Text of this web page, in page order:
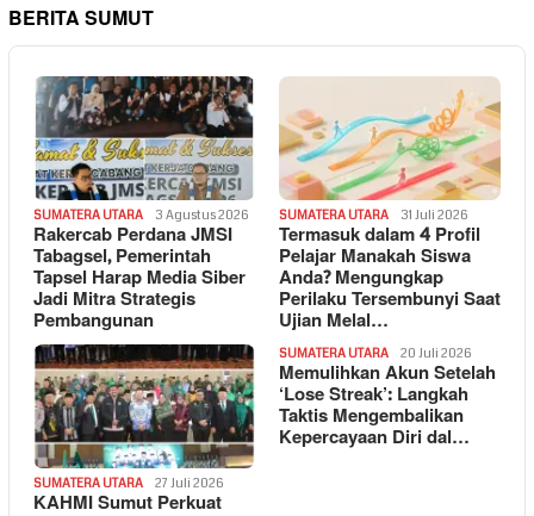
BERITA SUMUT
SUMATERA UTARA 3 Agustus 2026
Rakercab Perdana JMSI
Tabagsel, Pemerintah
Tapsel Harap Media Siber
Jadi Mitra Strategis
Pembangunan
SUMATERA UTARA 31 Juli 2026
Termasuk dalam 4 Profil
Pelajar Manakah Siswa
Anda? Mengungkap
Perilaku Tersembunyi Saat
Ujian Melal…
SUMATERA UTARA 27 Juli 2026
KAHMI Sumut Perkuat
SUMATERA UTARA 20 Juli 2026
Memulihkan Akun Setelah
‘Lose Streak’: Langkah
Taktis Mengembalikan
Kepercayaan Diri dal…